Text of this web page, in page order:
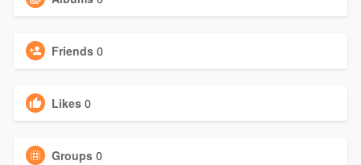
Friends 0
Likes 0
Groups 0